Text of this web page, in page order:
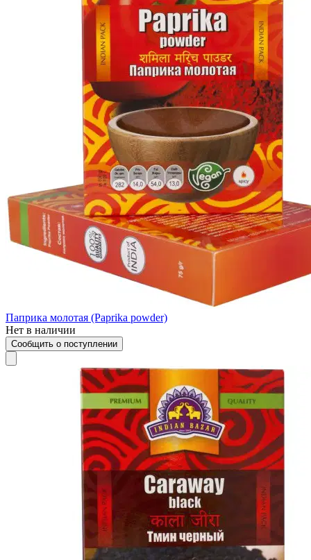
Паприка молотая (Paprika powder)
Нет в наличии
Сообщить о поступлении